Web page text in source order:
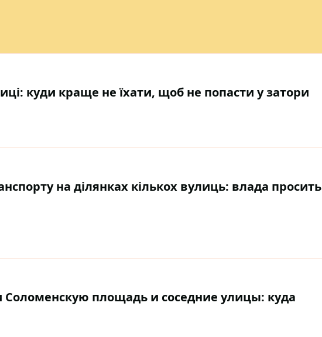
куди краще не їхати, щоб не попасти у затори
на ділянках кількох вулиць: влада просить
площадь и соседние улицы: куда